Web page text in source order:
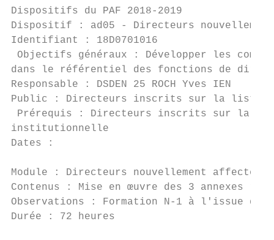
Dispositifs du PAF 2018-2019
Dispositif : ad05 - Directeurs
Identifiant : 18D0701016
Objectifs généraux : Développer les
dans le référentiel des fonctions de
Responsable : DSDEN 25 ROCH Yves
Public : Directeurs inscrits sur la liste
Prérequis : Directeurs inscrits sur la liste
institutionnelle
Dates :
Module : Directeurs nouvellement affectés
Contenus : Mise en œuvre des 3 annexes
Observations : Formation N-1 à l'issue du
Durée : 72 heures